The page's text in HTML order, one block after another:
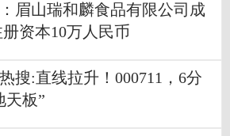
眉山瑞和麟食品有限公司成
资本10万人民币
搜:直线拉升！000711，6分
天板”